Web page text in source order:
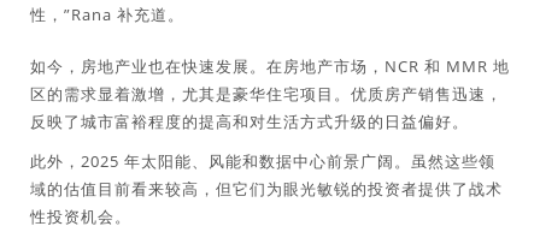
性，”Rana 补充道。
如今，房地产业也在快速发展。在房地产市场，NCR 和 MMR 地
区的需求显着激增，尤其是豪华住宅项目。优质房产销售迅速，
反映了城市富裕程度的提高和对生活方式升级的日益偏好。
此外，2025 年太阳能、风能和数据中心前景广阔。虽然这些领
域的估值目前看来较高，但它们为眼光敏锐的投资者提供了战术
性投资机会。